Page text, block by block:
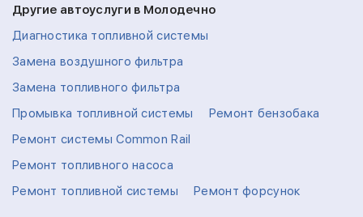
Другие автоуслуги в Молодечно
Диагностика топливной системы
Замена воздушного фильтра
Замена топливного фильтра
Промывка топливной системы
Ремонт бензобака
Ремонт системы Common Rail
Ремонт топливного насоса
Ремонт топливной системы
Ремонт форсунок